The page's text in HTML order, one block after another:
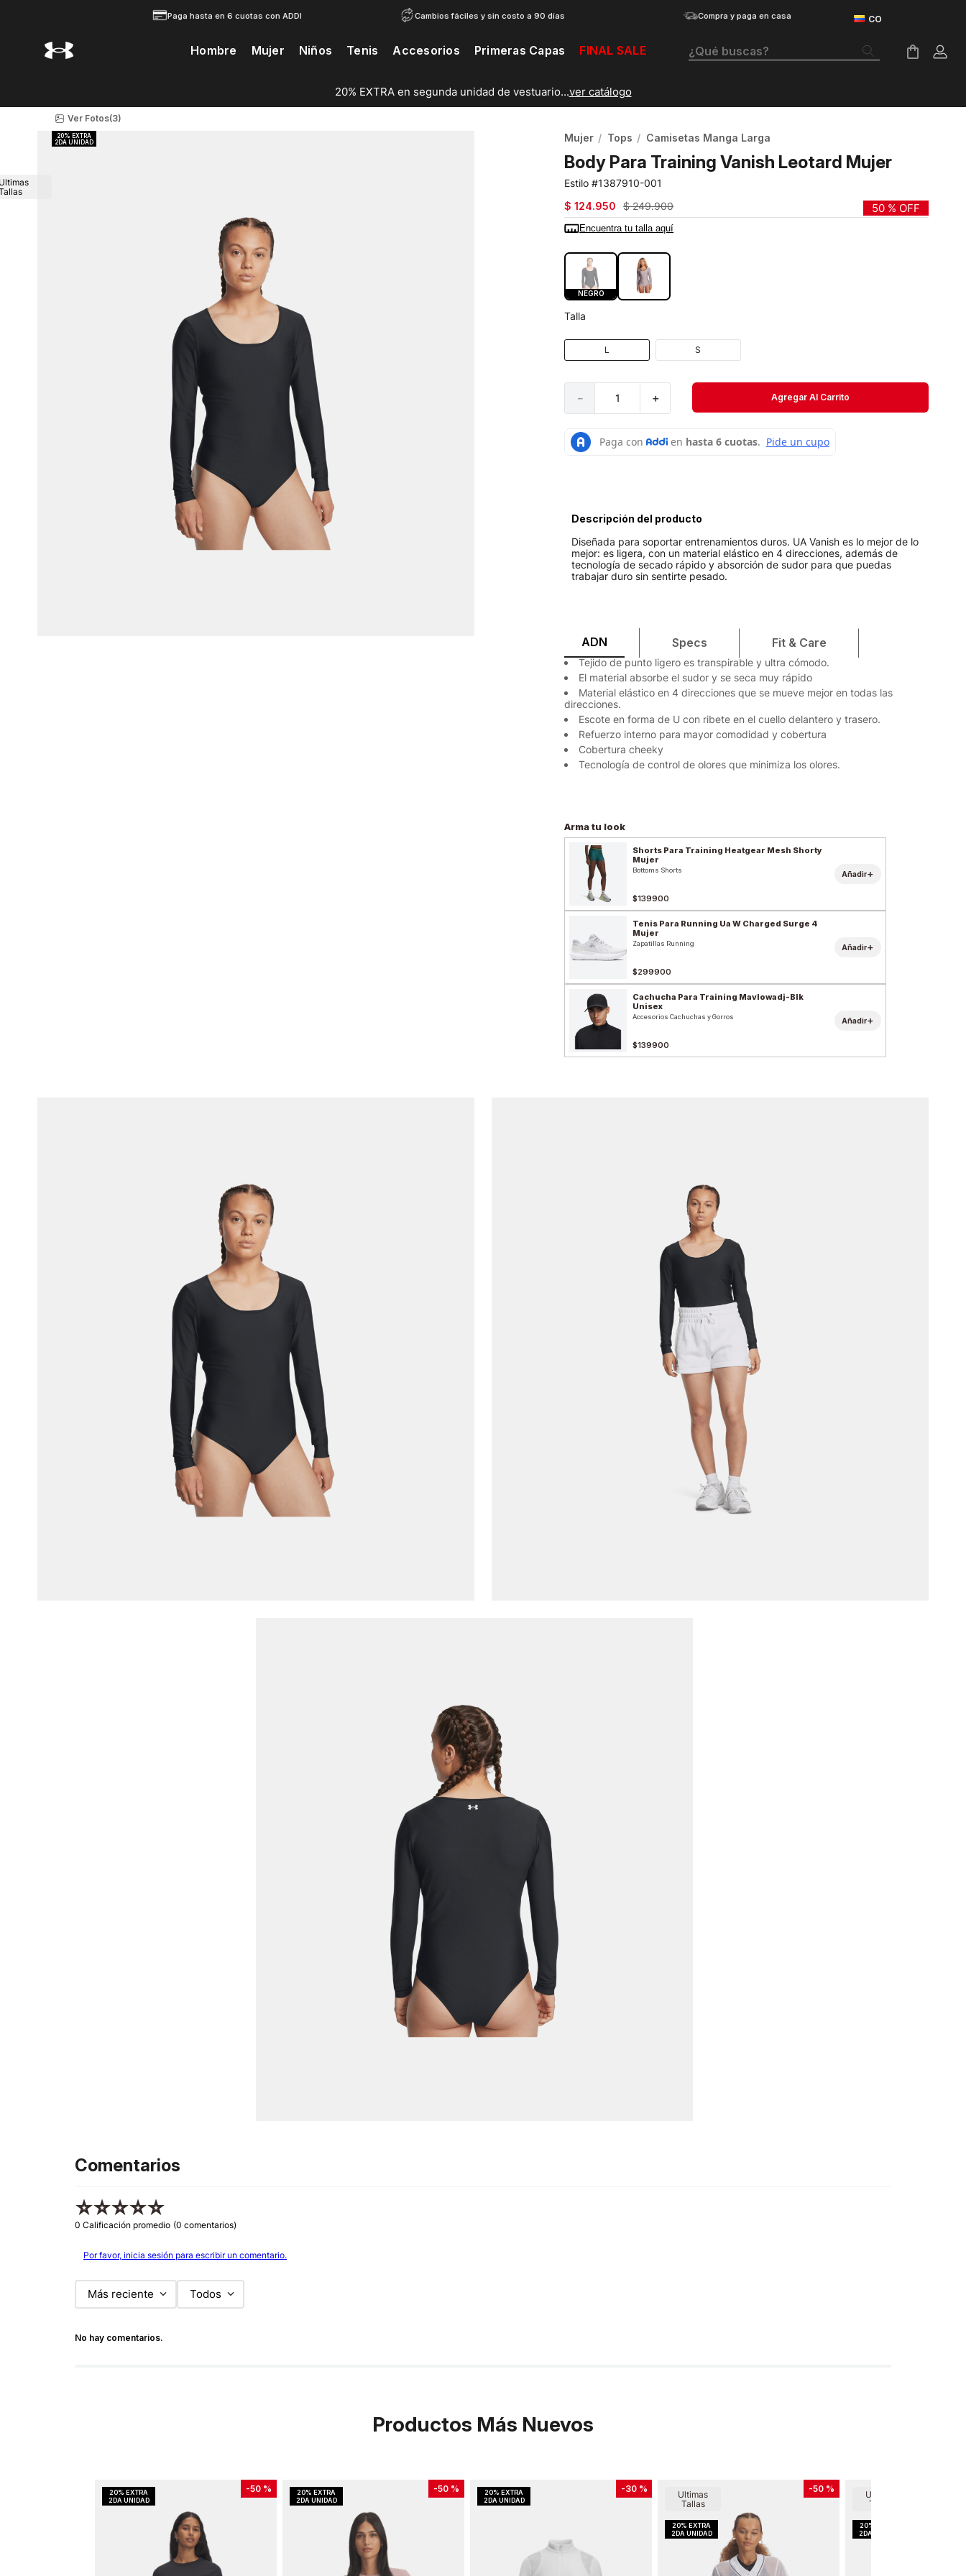
Paga hasta en 6 cuotas con ADDI Cambios fáciles y sin costo a 90 días Compra y paga en casa
Hombre Mujer Niños Tenis Accesorios Primeras Capas FINAL SALE ¿Qué buscas?
20% EXTRA en segunda unidad de vestuario...ver catálogo
Ver Fotos(3)
Mujer Tops Camisetas Manga Larga
Body Para Training Vanish Leotard Mujer
1387910-001
$ 124.950 $ 249.900 50 % OFF
Encuentra tu talla aquí
NEGRO
Talla
L S
＋
－ Agregar Al Carrito
Descripción del producto
Diseñada para soportar entrenamientos duros. UA Vanish es lo mejor de lo
mejor: es ligera, con un material elástico en 4 direcciones, además de
tecnología de secado rápido y absorción de sudor para que puedas
trabajar duro sin sentirte pesado.
ADN Specs Fit & Care
Tejido de punto ligero es transpirable y ultra cómodo.
El material absorbe el sudor y se seca muy rápido
Material elástico en 4 direcciones que se mueve mejor en todas las
direcciones.
Escote en forma de U con ribete en el cuello delantero y trasero.
Refuerzo interno para mayor comodidad y cobertura
Cobertura cheeky
Tecnología de control de olores que minimiza los olores.
Arma tu look
Shorts Para Training Heatgear Mesh Shorty
Mujer
Bottoms Shorts
$139900
Añadir+
Tenis Para Running Ua W Charged Surge 4
Mujer
Zapatillas Running
$299900
Añadir+
Cachucha Para Training Mavlowadj-Blk
Unisex
Accesorios Cachuchas y Gorros
$139900
Añadir+
Comentarios
☆☆☆☆☆
0 Calificación promedio (0 comentarios)
Por favor, inicia sesión para escribir un comentario.
Más reciente Todos
No hay comentarios.
Productos Más Nuevos
-50 % -50 % -30 % -50 %
Ultimas
Tallas
Ultimas
Tallas
Botas
Tenis Mujer
Tenis Hombre
Medias
Short